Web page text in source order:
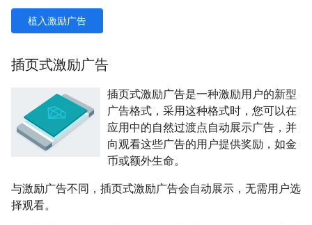
植入激励广告
插页式激励广告
插页式激励广告是一种激励用户的新型
广告格式，采用这种格式时，您可以在
应用中的自然过渡点自动展示广告，并
向观看这些广告的用户提供奖励，如金
币或额外生命。
与激励广告不同，插页式激励广告会自动展示，无需用户选
择观看。